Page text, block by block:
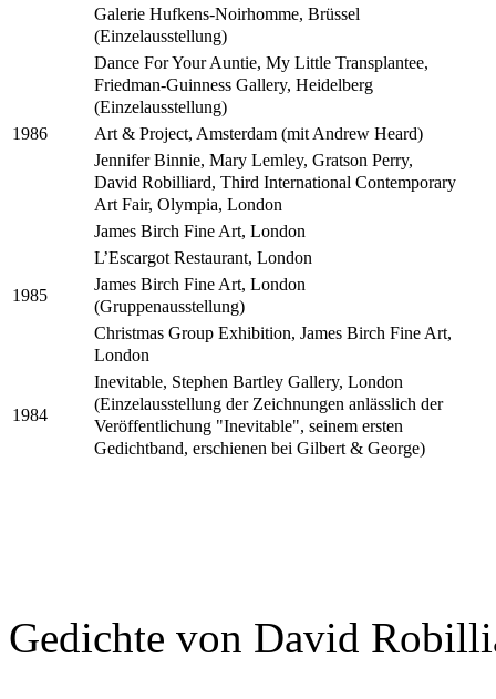
Galerie Hufkens-Noirhomme, Brüssel
(Einzelausstellung)
Dance For Your Auntie, My Little Transplantee,
Friedman-Guinness Gallery, Heidelberg
(Einzelausstellung)
1986
Art & Project, Amsterdam (mit Andrew Heard)
Jennifer Binnie, Mary Lemley, Gratson Perry,
David Robilliard, Third International Contemporary
Art Fair, Olympia, London
James Birch Fine Art, London
L’Escargot Restaurant, London
1985
James Birch Fine Art, London
(Gruppenausstellung)
Christmas Group Exhibition, James Birch Fine Art,
London
1984
Inevitable, Stephen Bartley Gallery, London
(Einzelausstellung der Zeichnungen anlässlich der
Veröffentlichung "Inevitable", seinem ersten
Gedichtband, erschienen bei Gilbert & George)
Gedichte von David